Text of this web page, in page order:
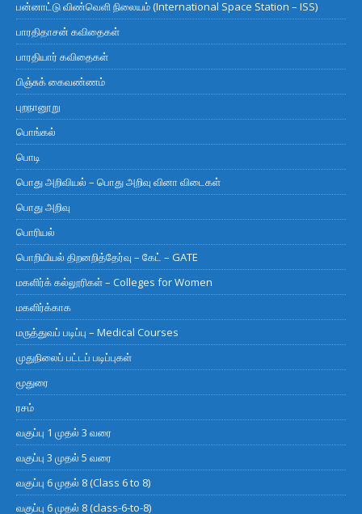
பன்னாட்டு விண்வெளி நிலையம் (International Space Station – ISS)
பாரதிதாசன் கவிதைகள்
பாரதியார் கவிதைகள்
பிஞ்சுக் கைவண்ணம்
புறநானூறு
பொங்கல்
பொடி
பொது அறிவியல் – பொது அறிவு வினா விடைகள்
பொது அறிவு
பொரியல்
பொறியியல் திறனறித்தேர்வு – கேட் – GATE
மகளிர்க் கல்லூரிகள் – Colleges for Women
மகளிர்க்காக
மருத்துவப் படிப்பு – Medical Courses
முதுநிலைப் பட்டப் படிப்புகள்
மூதுரை
ரசம்
வகுப்பு 1 முதல் 3 வரை
வகுப்பு 3 முதல் 5 வரை
வகுப்பு 6 முதல் 8 (Class 6 to 8)
வகுப்பு 6 முதல் 8 (class-6-to-8)